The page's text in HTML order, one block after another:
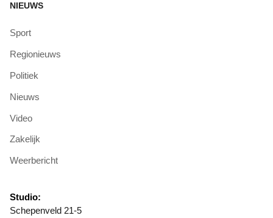
NIEUWS
Sport
Regionieuws
Politiek
Nieuws
Video
Zakelijk
Weerbericht
Studio:
Schepenveld 21-5